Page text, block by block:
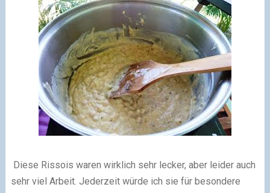
Diese Rissois waren wirklich sehr lecker, aber leider auch
sehr viel Arbeit. Jederzeit würde ich sie für besondere